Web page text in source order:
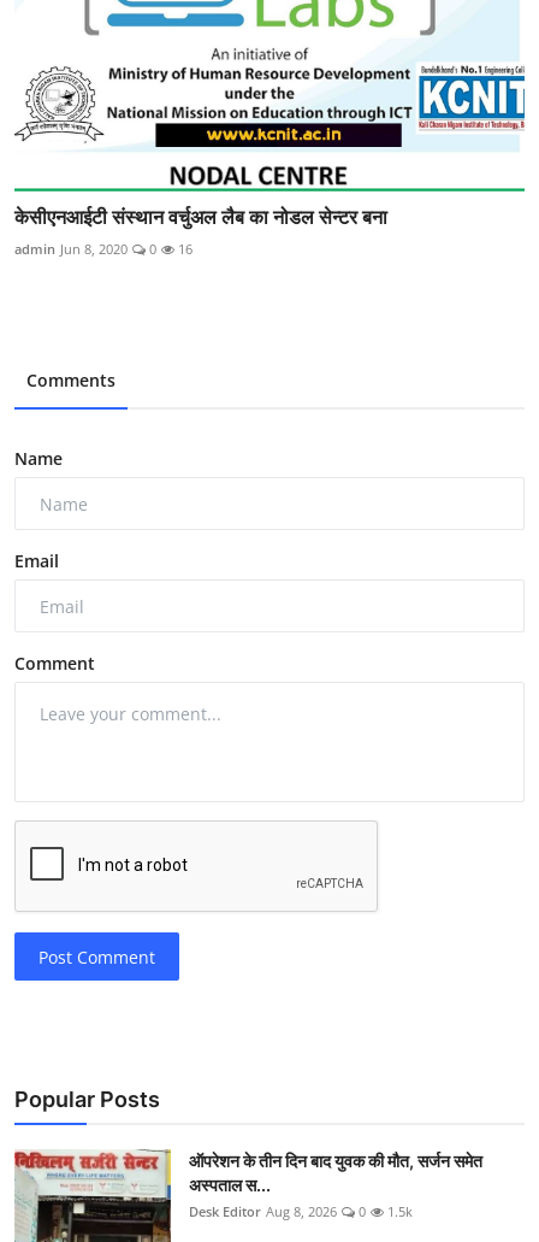
केसीएनआईटी संस्थान वर्चुअल लैब का नोडल सेन्टर बना
admin Jun 8, 2020 0 16
Comments
Name
Email
Comment
Post Comment
Popular Posts
ऑपरेशन के तीन दिन बाद युवक की मौत, सर्जन समेत
अस्पताल स...
Desk Editor Aug 8, 2026 0 1.5k